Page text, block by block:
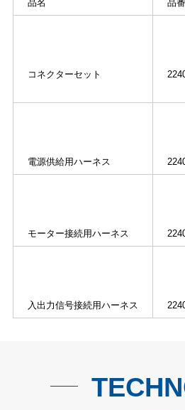
品名 品番
コネクターセット
電源供給用ハーネス
モーター接続用ハーネス
入出力信号接続用ハーネス